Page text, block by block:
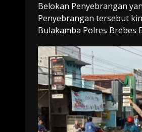
Belokan Penyebrangan
Penyebrangan tersebut
Bulakamba Polres Brebes